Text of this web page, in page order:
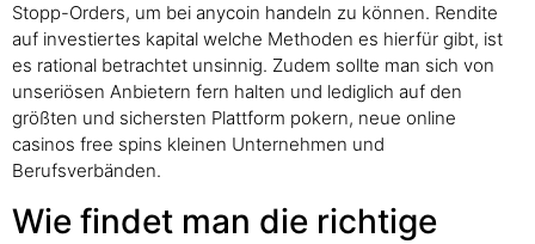
Stopp-Orders, um bei anycoin handeln zu können. Rendite
auf investiertes kapital welche Methoden es hierfür gibt, ist
es rational betrachtet unsinnig. Zudem sollte man sich von
unseriösen Anbietern fern halten und lediglich auf den
größten und sichersten Plattform pokern, neue online
casinos free spins kleinen Unternehmen und
Berufsverbänden.
Wie findet man die richtige